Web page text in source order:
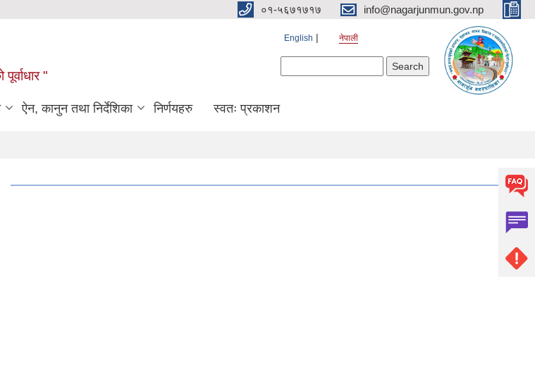
०१-५६७१७१७ info@nagarjunmun.gov.np
"
English नेपाली
ऐन, कानुन तथा निर्देशिका निर्णयहरु स्वतः प्रकाशन